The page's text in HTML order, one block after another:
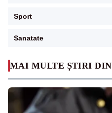
MAI MULTE ȘTIRI DIN
Sport
Sanatate